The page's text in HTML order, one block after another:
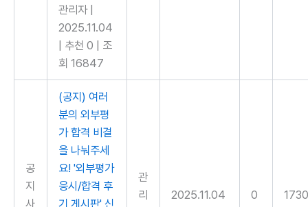
관리자
2025.11.04
추천 0
조
회 16847
공
지
사
(공지) 여러
분의 외부평
가 합격 비결
을 나눠주세
요! '외부평가
응시/합격 후
기 게시판' 신
관
리
2025.11.04 0